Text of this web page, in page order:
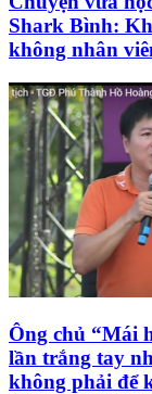
Shark Bình:
không nhân
Ông chủ “Mái
lần trắng tay
không phải để